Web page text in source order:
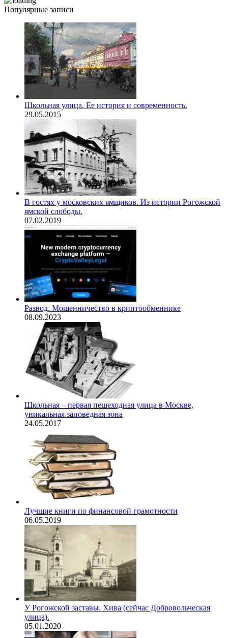
Популярные записи
Школьная улица. Ее история и современность.
29.05.2015
В гостях у московских ямщиков. Из истории Рогожской
ямской слободы.
07.02.2019
Развод. Мошенничество в криптообменнике
08.09.2023
Школьная – первая пешеходная улица в Москве,
уникальная заповедная зона
24.05.2017
Лучшие книги по финансовой грамотности
06.05.2019
У Рогожской заставы. Хива (сейчас Добровольческая
улица).
05.01.2020